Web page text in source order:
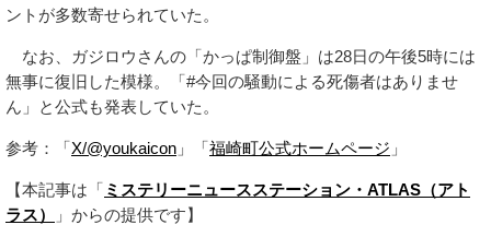
ントが多数寄せられていた。
なお、ガジロウさんの「かっぱ制御盤」は28日の午後5時には
無事に復旧した模様。「#今回の騒動による死傷者はありませ
ん」と公式も発表していた。
参考：「X/@youkaicon 」「福崎町公式ホームページ 」
【本記事は「 ミステリーニュースステーション・ATLAS（アト
ラス）
」からの提供です】